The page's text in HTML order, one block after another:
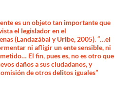
es un objeto tan importante que
el legislador en el
(Landazábal y Uribe, 2005). “…el
ni afligir un ente sensible, ni
El fin, pues es, no es otro que
daños a sus ciudadanos, y
de otros delitos iguales”